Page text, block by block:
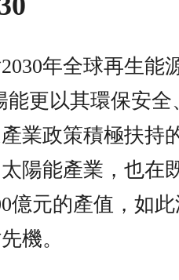
年全球再生能
能更以其環保安
業政策積極扶持
陽能產業，也在
億元的產值，如
機。